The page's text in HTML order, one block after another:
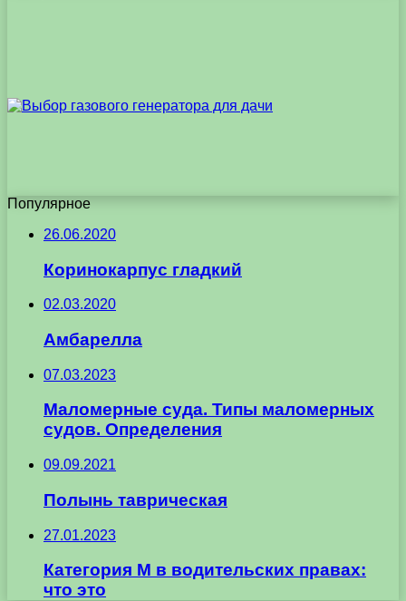
Популярное
26.06.2020
Коринокарпус гладкий
02.03.2020
Амбарелла
07.03.2023
Маломерные суда. Типы маломерных
судов. Определения
09.09.2021
Полынь таврическая
27.01.2023
Категория М в водительских правах:
что это